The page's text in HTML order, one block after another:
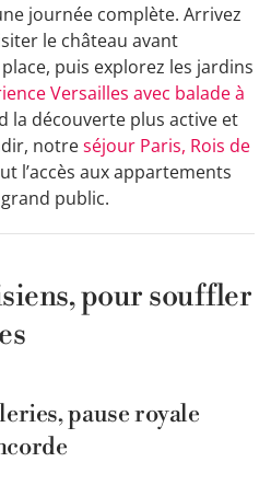
journée complète. Arrivez
le château avant
puis explorez les jardins
Versailles avec balade à
la découverte plus active et
notreséjour Paris, Rois de
l’accès aux appartements
public.
pour souffler
pause royale